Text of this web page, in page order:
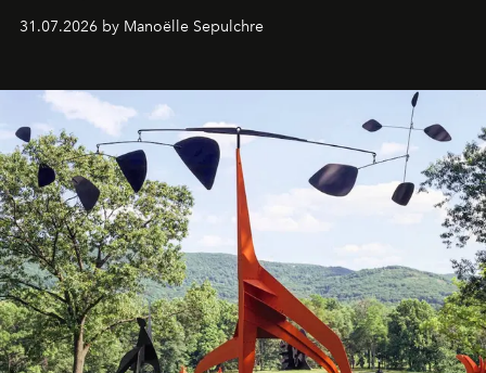
31.07.2026 by Manoëlle Sepulchre